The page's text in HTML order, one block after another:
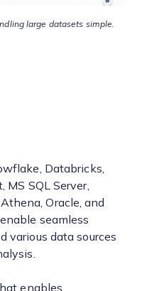
large datasets simple.
Databricks,
MS SQL Server,
Oracle, and
seamless
various data sources
enables